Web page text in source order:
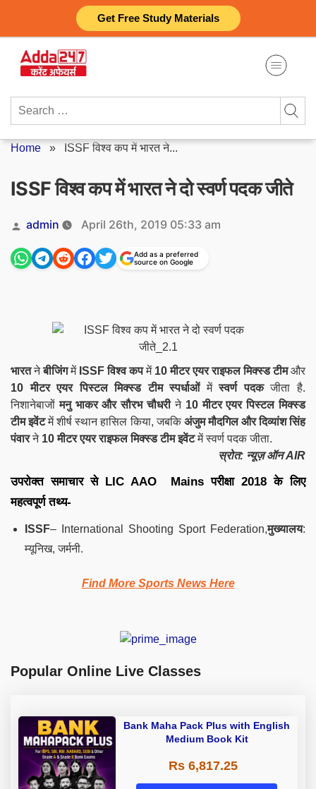
Get Free Study Materials
content
Search
Home » ISSF विश्व कप में भारत ने...
ISSF विश्व कप में भारत ने दो स्वर्ण पदक जीते
Posted
by
admin April 26th, 2019 05:33 am
Add as a preferred
source on Google
भारतनेबीजिंगमें ISSF विश्व कपमें 10 मीटर एयर राइफल मिक्स्ड टीमऔर
10 मीटर एयर पिस्टल मिक्स्ड टीम स्पर्धाओंमेंस्वर्ण पदकजीता है.
निशानेबाजों मनु भाकर और सौरभ चौधरीने 10 मीटर एयर पिस्टल मिक्स्ड
टीम इवेंटमें शीर्ष स्थान हासिल किया, जबकिअंजुम मौदगिल और दिव्यांश सिंह
पंवारने 10 मीटर एयर राइफल मिक्स्ड टीम इवेंटमें स्वर्ण पदक जीता.
स्रोत: न्यूज़ ऑन AIR
उपरोक्त समाचार से LIC AAO Mains परीक्षा 2018 के लिए
महत्वपूर्ण तथ्य-
ISSF– International Shooting Sport Federation,मुख्यालय:
म्यूनिख, जर्मनी.
Find More Sports News Here
Popular Online Live Classes
Bank Maha Pack Plus with English
Medium Book Kit
Rs 6,817.25